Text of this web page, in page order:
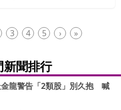
「不逾100萬」，網路郵局
有114萬名存戶受到影
3 4 5 › »
新聞排行
龍警告「2類股」別久抱 喊